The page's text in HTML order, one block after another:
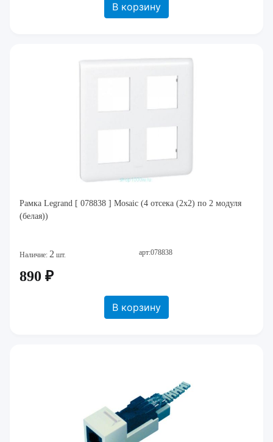
В корзину
Рамка Legrand [ 078838 ] Mosaic (4 отсека (2х2) по 2 модуля
(белая))
Наличие: 2 шт. арт:078838
890 ₽
В корзину